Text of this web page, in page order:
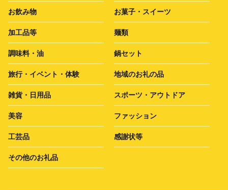
お飲み物 お菓子・スイーツ
加工品等 麺類
調味料・油 鍋セット
旅行・イベント・体験 地域のお礼の品
雑貨・日用品 スポーツ・アウトドア
美容 ファッション
工芸品 感謝状等
その他のお礼品